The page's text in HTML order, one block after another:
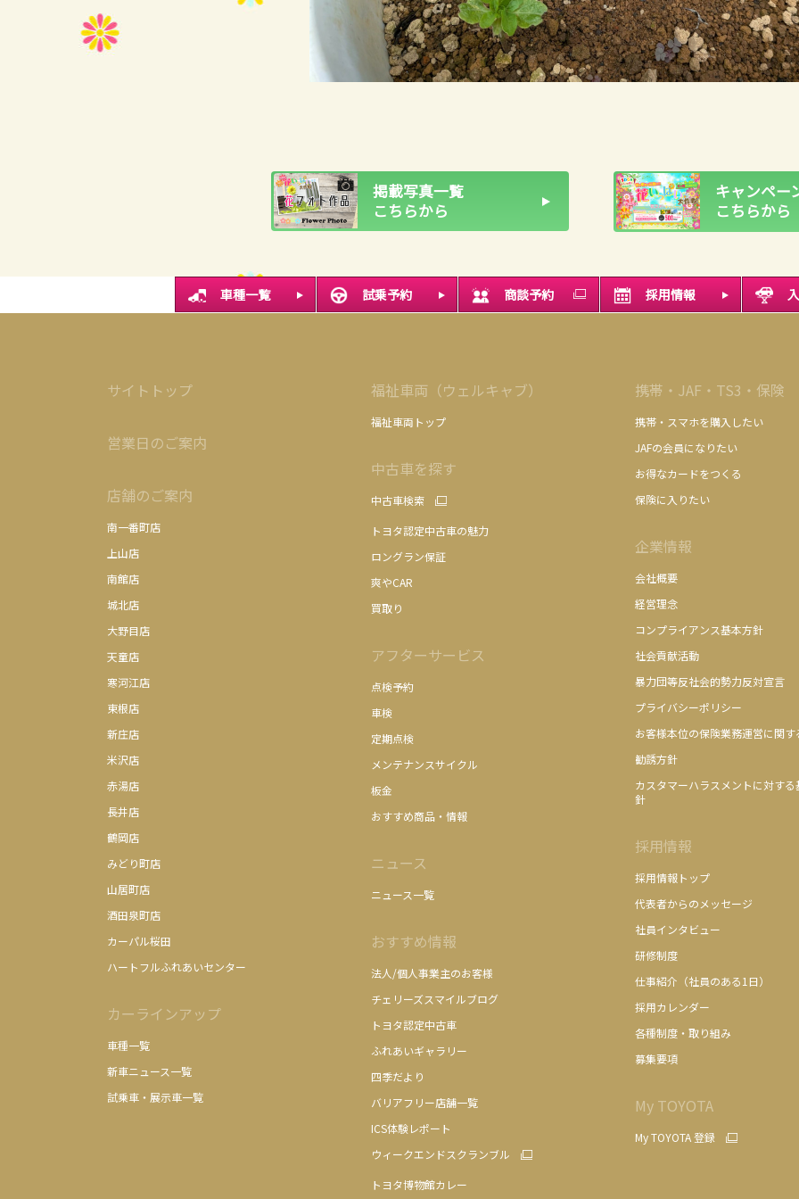
掲載写真一覧
こちらから
キャンペー
こちらから
車種一覧 試乗予約 商談予約 採用情報
サイトトップ
営業日のご案内
店舗のご案内
南一番町店
上山店
南館店
城北店
大野目店
天童店
寒河江店
東根店
新庄店
米沢店
赤湯店
長井店
鶴岡店
みどり町店
山居町店
酒田泉町店
カーパル桜田
ハートフルふれあいセンター
カーラインアップ
車種一覧
新車ニュース一覧
試乗車・展示車一覧
福祉車両（ウェルキャブ）
福祉車両トップ
中古車を探す
中古車検索
トヨタ認定中古車の魅力
ロングラン保証
爽やCAR
買取り
アフターサービス
点検予約
車検
定期点検
メンテナンスサイクル
板金
おすすめ商品・情報
ニュース
ニュース一覧
おすすめ情報
法人/個人事業主のお客様
チェリーズスマイルブログ
トヨタ認定中古車
ふれあいギャラリー
四季だより
バリアフリー店舗一覧
ICS体験レポート
ウィークエンドスクランブル
トヨタ博物館カレー
携帯・JAF・TS3・保険
携帯・スマホを購入したい
JAFの会員になりたい
お得なカードをつくる
保険に入りたい
企業情報
会社概要
経営理念
コンプライアンス基本方針
社会貢献活動
暴力団等反社会的勢力反対宣言
プライバシーポリシー
お客様本位の保険業務運営に関す
勧誘方針
カスタマーハラスメントに対する
針
採用情報
採用情報トップ
代表者からのメッセージ
社員インタビュー
研修制度
仕事紹介（社員のある1日）
採用カレンダー
各種制度・取り組み
募集要項
My TOYOTA
My TOYOTA 登録